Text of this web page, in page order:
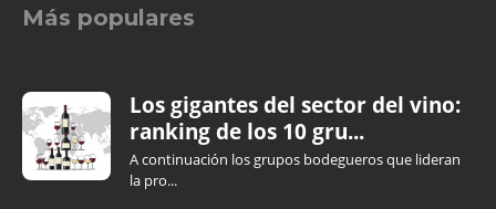
Más populares
Los gigantes del sector del vino:
ranking de los 10 gru...
A continuación los grupos bodegueros que lideran
la pro...